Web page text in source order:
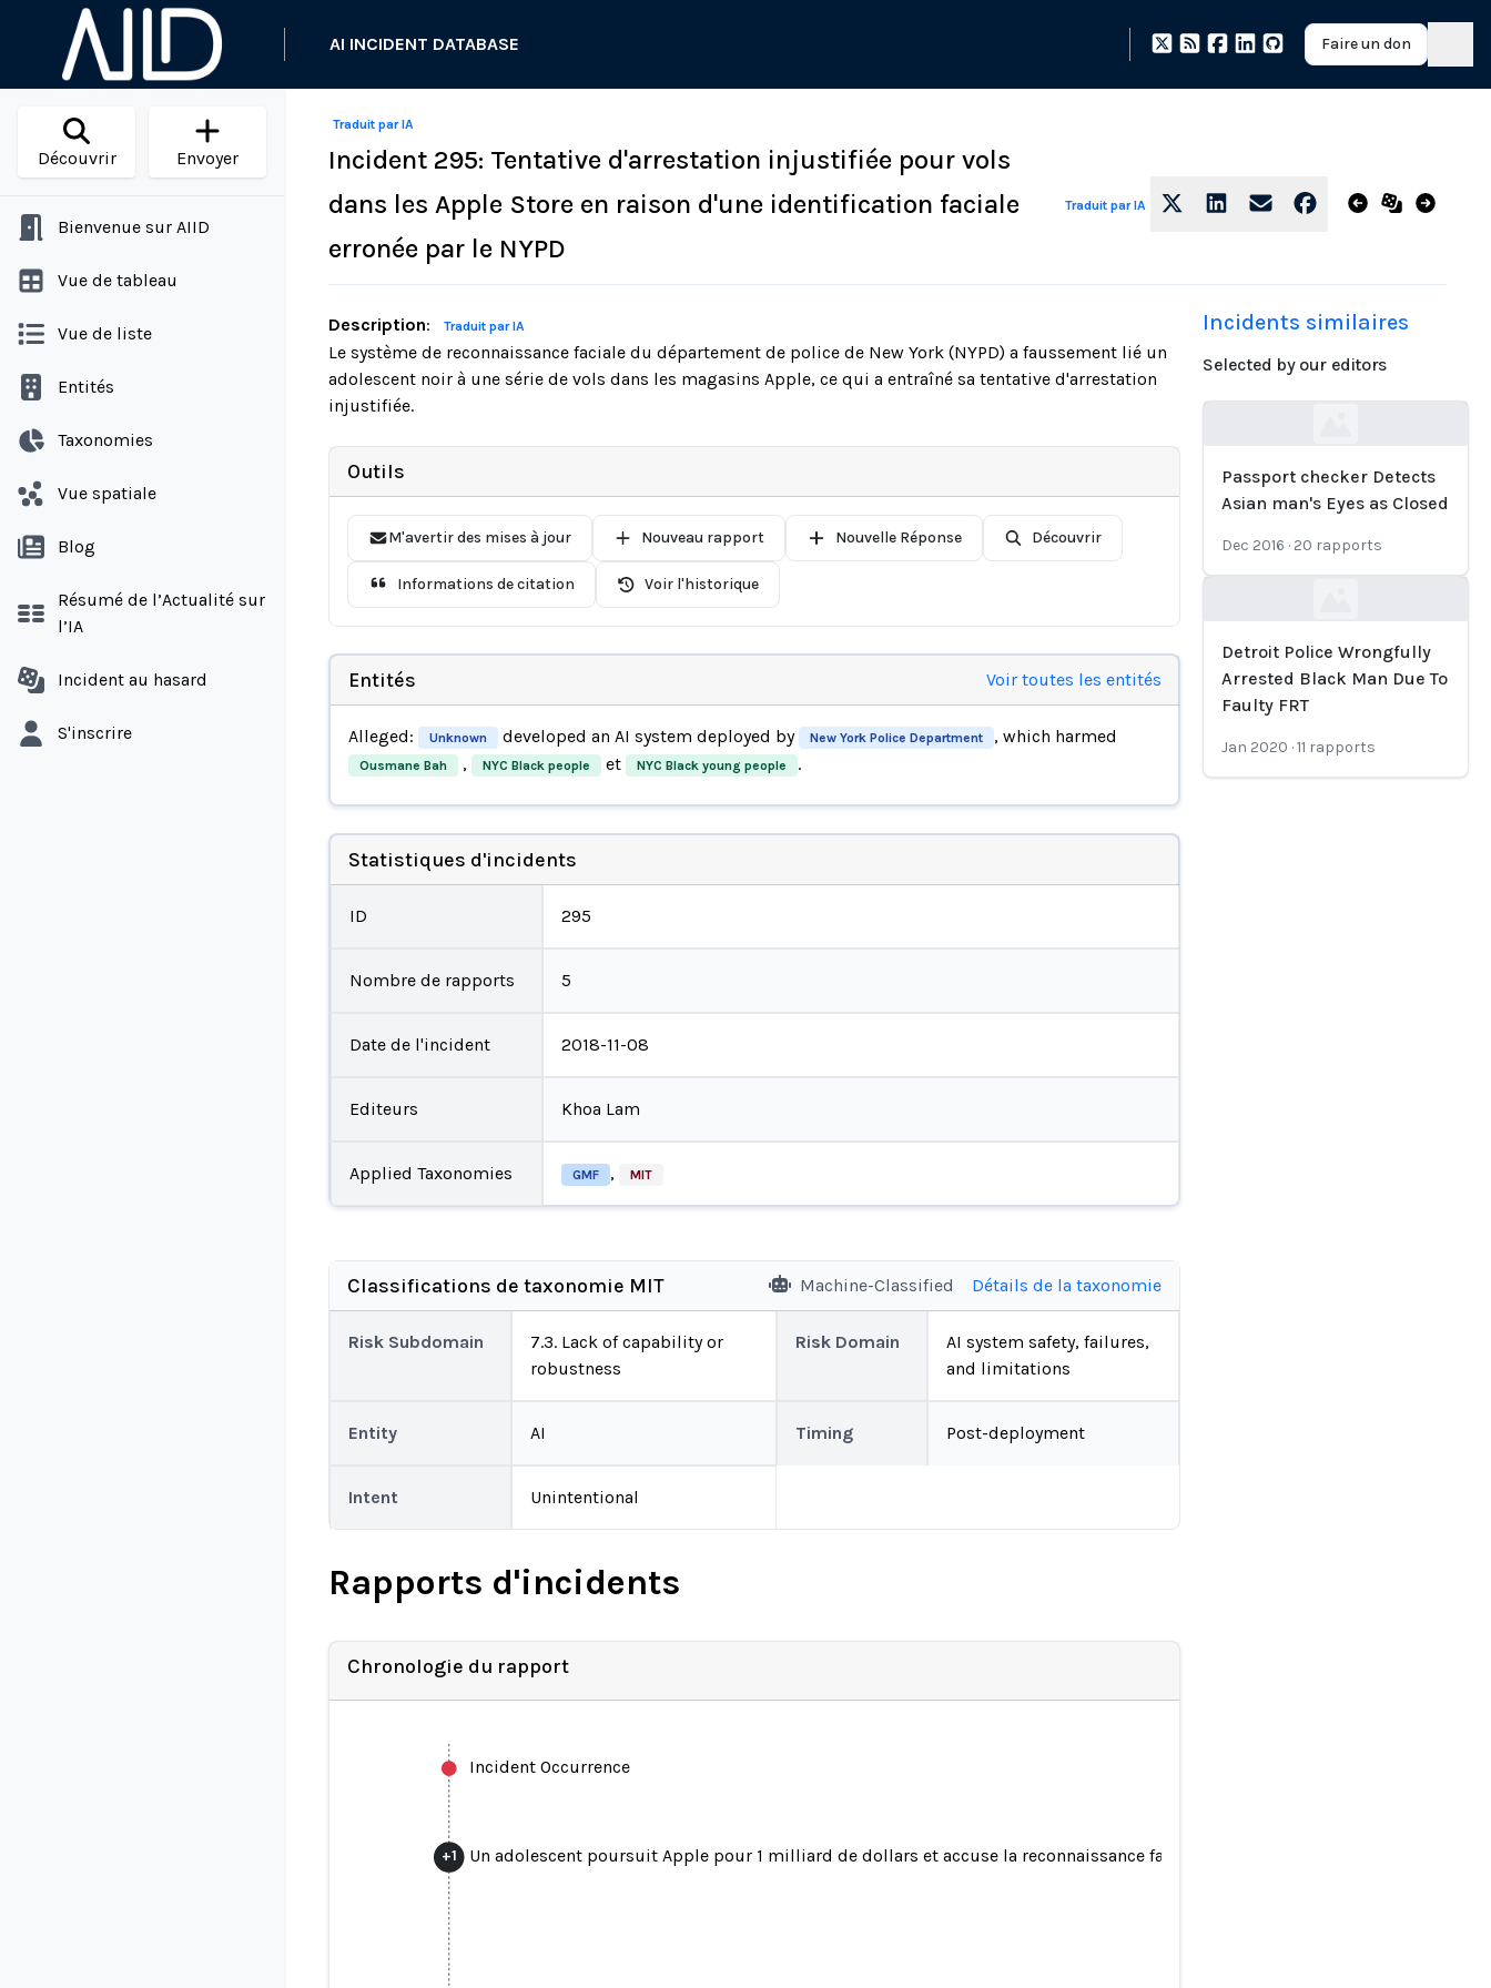
AI INCIDENT DATABASE Faire un don
Découvrir Envoyer
Bienvenue sur AIID
Vue de tableau
Vue de liste
Entités
Taxonomies
Vue spatiale
Blog
Résumé de l’Actualité sur
l’IA
Incident au hasard
S'inscrire
Traduit par IA
Incident 295: Tentative d'arrestation injustifiée pour vols
dans les Apple Store en raison d'une identification faciale
erronée par le NYPD
Traduit par IA
Description: Traduit par IA
Le système de reconnaissance faciale du département de police de New York (NYPD) a faussement lié un
adolescent noir à une série de vols dans les magasins Apple, ce qui a entraîné sa tentative d'arrestation
injustifiée.
Outils
M'avertir des mises à jour Nouveau rapport Nouvelle Réponse Découvrir
Informations de citation Voir l'historique
Entités Voir toutes les entités
Alleged: Unknown developed an AI system deployed by New York Police Department , which harmed
Ousmane Bah , NYC Black people et NYC Black young people .
Statistiques d'incidents
ID 295
Nombre de rapports 5
Date de l'incident 2018-11-08
Editeurs Khoa Lam
Applied Taxonomies GMF , MIT
Classifications de taxonomie MIT Machine-Classified Détails de la taxonomie
Risk Subdomain
7.3. Lack of capability or
robustness
Risk Domain
AI system safety, failures,
and limitations
Entity AI Timing Post-deployment
Intent Unintentional
Rapports d'incidents
Chronologie du rapport
Incident Occurrence
+1 Un adolescent poursuit Apple pour 1 milliard de dollars et accuse la reconnaissance faciale dans les magasins de son
Incidents similaires
Selected by our editors
Passport checker Detects
Asian man's Eyes as Closed
Dec 2016 · 20 rapports
Detroit Police Wrongfully
Arrested Black Man Due To
Faulty FRT
Jan 2020 ·11 rapports